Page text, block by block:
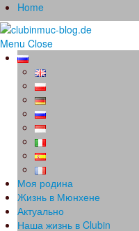
Home
Menu Close
Моя родина
Жизнь в Мюнхене
Актуально
Наша жизнь в Clubin